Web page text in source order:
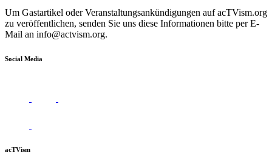
Um Gastartikel oder Veranstaltungsankündigungen auf acTVism.org
zu veröffentlichen, senden Sie uns diese Informationen bitte per E-
Mail an info@actvism.org.
Social Media
acTVism